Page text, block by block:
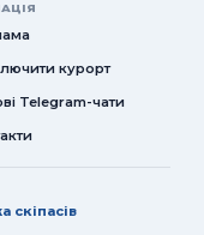
курорт
Telegram-чати
скіпасів